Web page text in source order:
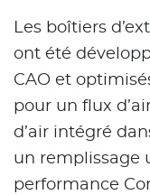
Les boîtiers
ont été
CAO et
pour un flux
d’air intégré
un remplissage
performance